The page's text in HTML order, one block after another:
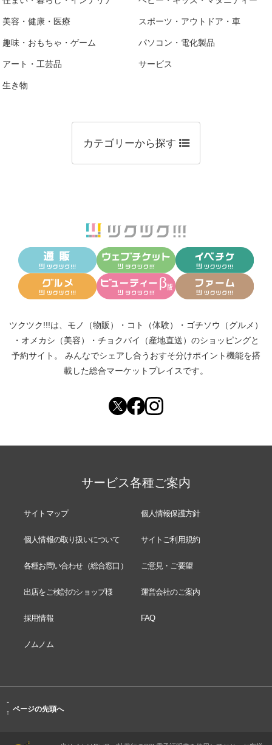
美容・健康・医療 スポーツ・アウトドア・車
趣味・おもちゃ・ゲーム パソコン・電化製品
アート・工芸品 サービス
生き物
カテゴリーから探す
ツクツク!!!は、 モノ（物販） ・ コト（体験） ・ ゴチソウ（グルメ）
・ オメカシ（美容） ・ チョクバイ（産地直送） のショッピングと
予約サイト。
みんなでシェアし合う おすそ分けポイント機能を搭
載した総合マーケットプレイスです。
サービス各種ご案内
サイトマップ 個人情報保護方針
個人情報の取り扱いについて サイトご利用規約
各種お問い合わせ（総合窓口） ご意見・ご要望
出店をご検討のショップ様 運営会社のご案内
採用情報 FAQ
ノムノム
-
↑ ページの先頭へ